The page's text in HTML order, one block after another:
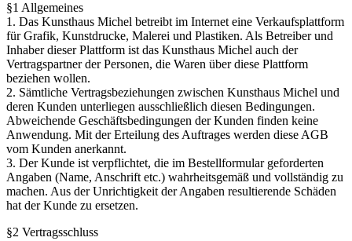
§1 Allgemeines
1. Das Kunsthaus Michel betreibt im Internet eine Verkaufsplattform
für Grafik, Kunstdrucke, Malerei und Plastiken. Als Betreiber und
Inhaber dieser Plattform ist das Kunsthaus Michel auch der
Vertragspartner der Personen, die Waren über diese Plattform
beziehen wollen.
2. Sämtliche Vertragsbeziehungen zwischen Kunsthaus Michel und
deren Kunden unterliegen ausschließlich diesen Bedingungen.
Abweichende Geschäftsbedingungen der Kunden finden keine
Anwendung. Mit der Erteilung des Auftrages werden diese AGB
vom Kunden anerkannt.
3. Der Kunde ist verpflichtet, die im Bestellformular geforderten
Angaben (Name, Anschrift etc.) wahrheitsgemäß und vollständig zu
machen. Aus der Unrichtigkeit der Angaben resultierende Schäden
hat der Kunde zu ersetzen.
§2 Vertragsschluss